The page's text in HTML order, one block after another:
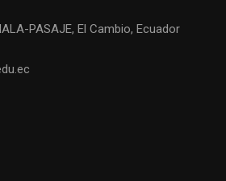
PASAJE, El Cambio, Ecuador